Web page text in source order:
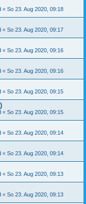
« So 23. Aug 2020, 09:18
« So 23. Aug 2020, 09:17
« So 23. Aug 2020, 09:16
« So 23. Aug 2020, 09:16
« So 23. Aug 2020, 09:15
« So 23. Aug 2020, 09:15
« So 23. Aug 2020, 09:14
« So 23. Aug 2020, 09:14
« So 23. Aug 2020, 09:13
« So 23. Aug 2020, 09:13